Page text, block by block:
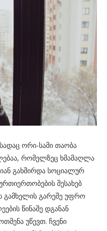
ორი-სამი თაობა
რომელზეც ხმამაღლა
გახშირდა სოციალურ
შესახებ
გამხელის გარეშე უფრო
წინაშე დგანან
უწევთ. ჩვენი